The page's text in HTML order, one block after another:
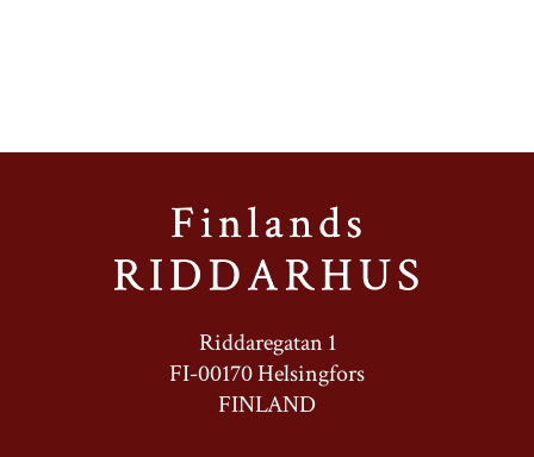
Riddaregatan 1
FI-00170 Helsingfors
FINLAND